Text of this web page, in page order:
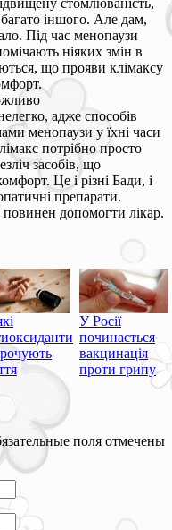
іншого. Але дам,
Під час менопаузи
ніяких змін в
що прояви клімаксу
адже способів
менопаузи у їхні часи
потрібно просто
засобів, що
Це і різні Бади, і
препарати.
повинен допомогти лікар.
У Росії
починається
вакцинація
проти грипу
поля отмечены